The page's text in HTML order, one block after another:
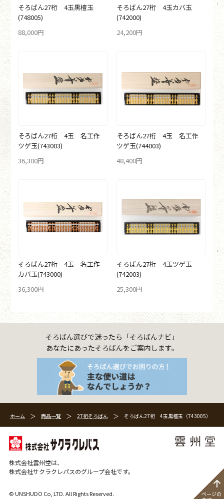
そろばん27桁 4玉黒檀玉
(748005)
88,000円
そろばん27桁 4玉カバ玉
(742000)
24,200円
そろばん27桁 4玉 名工作
ツゲ玉(743003)
36,300円
そろばん27桁 4玉 名工作
ツゲ玉(744003)
48,400円
そろばん27桁 4玉 名工作
カバ玉(743000)
36,300円
そろばん27桁 4玉ツゲ玉
(742003)
25,300円
そろばん選びで迷ったら「そろばんナビ」
あなたにあったそろばんをご案内します。
ページの
ホーム 商品一覧 27桁そろばん そろばん27桁 4玉黒檀玉（743005）
株式会社雲州堂は、
株式会社サクラクレパスのグループ会社です。
© UNSHUDO Co, LTD.All Rights Reserved.